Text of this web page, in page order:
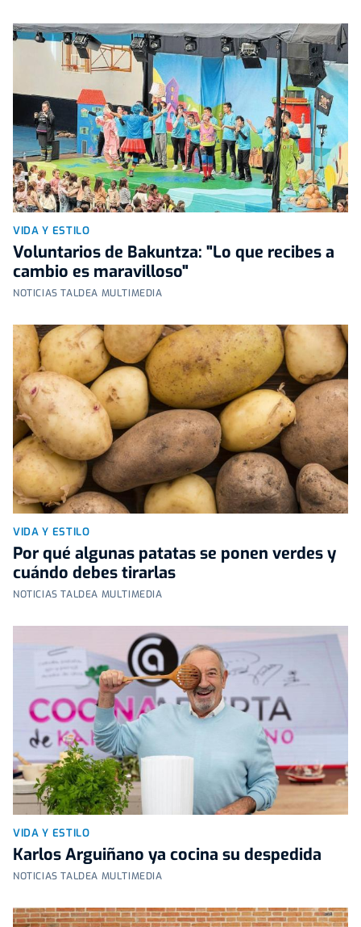
VIDA Y ESTILO
Voluntarios de Bakuntza: "Lo que recibes a
cambio es maravilloso"
NOTICIAS TALDEA MULTIMEDIA
VIDA Y ESTILO
Por qué algunas patatas se ponen verdes y
cuándo debes tirarlas
NOTICIAS TALDEA MULTIMEDIA
VIDA Y ESTILO
Karlos Arguiñano ya cocina su despedida
NOTICIAS TALDEA MULTIMEDIA